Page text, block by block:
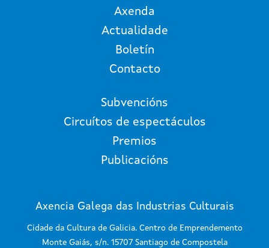
Axenda
Actualidade
Boletín
Contacto
Subvencións
Circuítos de espectáculos
Premios
Publicacións
Axencia Galega das Industrias Culturais
Cidade da Cultura de Galicia. Centro de Emprendemento
Monte Gaiás, s/n. 15707 Santiago de Compostela